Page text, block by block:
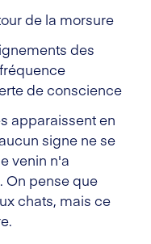
de la morsure
des
de conscience
apparaissent en
signe ne se
venin n'a
On pense que
chats, mais ce